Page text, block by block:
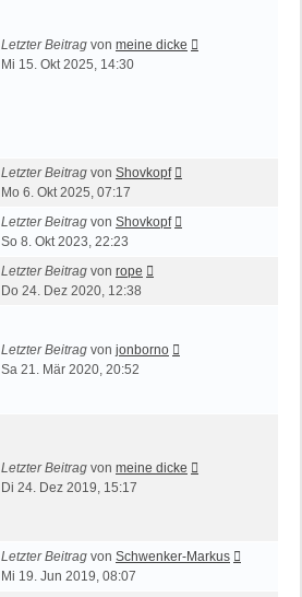
Letzter Beitrag von meine dicke
Mi 15. Okt 2025, 14:30
Letzter Beitrag von Shovkopf
Mo 6. Okt 2025, 07:17
Letzter Beitrag von Shovkopf
So 8. Okt 2023, 22:23
Letzter Beitrag von rope
Do 24. Dez 2020, 12:38
Letzter Beitrag von jonborno
Sa 21. Mär 2020, 20:52
Letzter Beitrag von meine dicke
Di 24. Dez 2019, 15:17
Letzter Beitrag von Schwenker-Markus
Mi 19. Jun 2019, 08:07